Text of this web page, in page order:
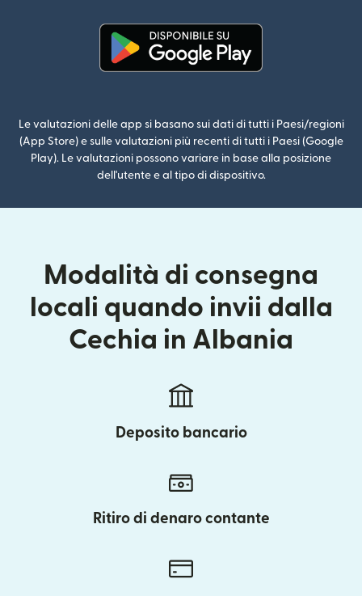
Le valutazioni delle app si basano sui dati di tutti i Paesi/regioni
(App Store) e sulle valutazioni più recenti di tutti i Paesi (Google
Play). Le valutazioni possono variare in base alla posizione
dell'utente e al tipo di dispositivo.
Modalità di consegna
locali quando invii dalla
Cechia in Albania
Deposito bancario
Ritiro di denaro contante